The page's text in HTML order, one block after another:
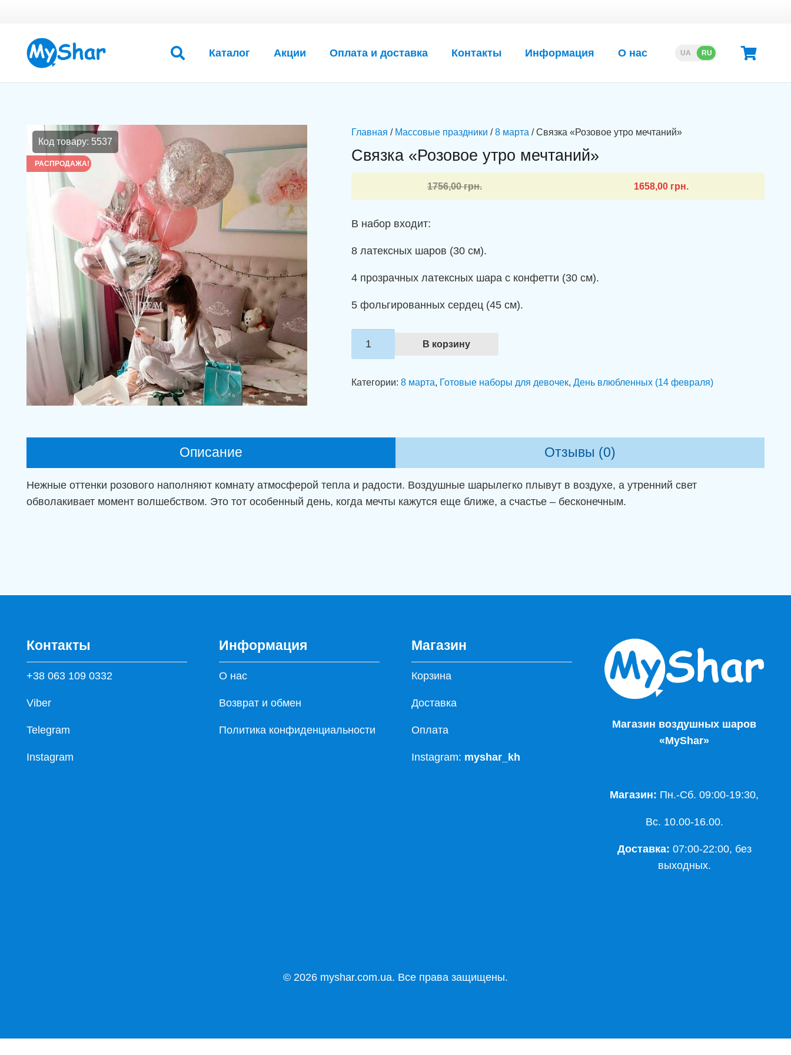
Каталог Акции Оплата и доставка Контакты Информация О нас UA RU
Код товару: 5537
РАСПРОДАЖА!
Главная / Массовые праздники /8 марта / Связка «Розовое утро мечтаний»
Связка «Розовое утро мечтаний»
1756,00грн.
Первоначальная
цена
составляла
1756,00 грн..
1658,00 грн.
цена:
1658,00 грн..
В набор входит:
8 латексных шаров (30 см).
4 прозрачных латексных шара с конфетти (30 см).
5 фольгированных сердец (45 см).
"Розовое
В корзину
Категории: 8 марта, Готовые наборы для девочек, День влюбленных (14 февраля)
Описание Отзывы (0)
Нежные оттенки розового наполняют комнату атмосферой тепла и радости. Воздушные шарылегко плывут в воздухе, а утренний свет
обволакивает момент волшебством. Это тот особенный день, когда мечты кажутся еще ближе, а счастье – бесконечным.
Контакты
+38 063 109 0332
Viber
Telegram
Instagram
Информация
О нас
Возврат и обмен
Политика конфиденциальности
Магазин
Корзина
Доставка
Оплата
Instagram: myshar_kh
Магазин воздушных шаров
«MyShar»
Магазин: Пн.-Сб. 09:00-19:30,
Вс. 10.00-16.00.
Доставка: 07:00-22:00, без
выходных.
© 2026 myshar.com.ua. Все права защищены.